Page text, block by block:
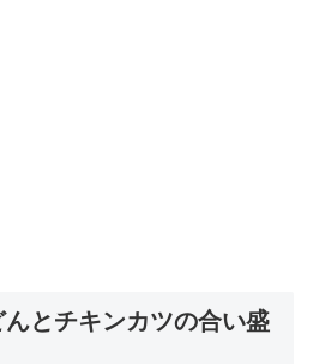
とチキンカツの合い盛